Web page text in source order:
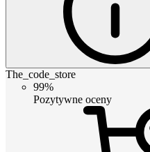
The_code_store
99%
Pozytywne oceny